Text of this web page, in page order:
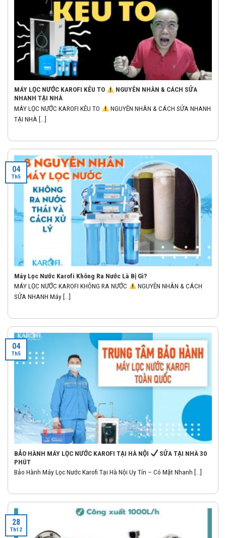
MÁY LỌC NƯỚC KAROFI KÊU TO
NGUYÊN NHÂN & CÁCH SỬA
NHANH TẠI NHÀ
MÁY LỌC NƯỚC KAROFI KÊU TO
NGUYÊN NHÂN & CÁCH SỬA NHANH
TẠI NHÀ [...]
Máy Lọc Nước Karofi Không Ra Nước Là Bị Gì?
MÁY LỌC NƯỚC KAROFI KHÔNG RA NƯỚC
NGUYÊN NHÂN & CÁCH
SỬA NHANH Máy [...]
04
Th5
BẢO HÀNH MÁY LỌC NƯỚC KAROFI TẠI HÀ NỘI
SỬA TẠI NHÀ 30
PHÚT
Bảo Hành Máy Lọc Nước Karofi Tại Hà Nội Uy Tín – Có Mặt Nhanh [...]
04
Th5
28
Th12